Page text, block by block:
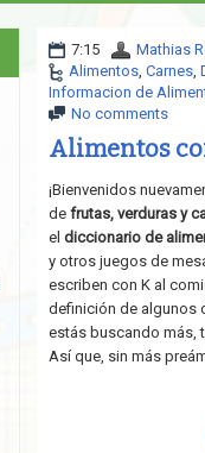
7:15
Mathias
Alimentos, Carnes,
Informacion de
No comments
Alimentos
¡Bienvenidos
de frutas, verduras y
el diccionario de
y otros juegos de
escriben con K al
definición de algunos
estás buscando más,
Así que, sin más